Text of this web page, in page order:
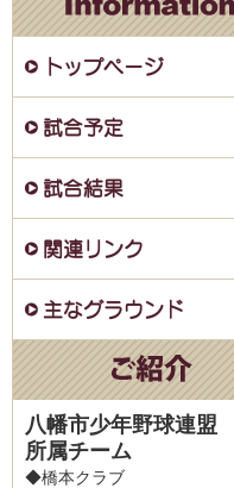
八幡市少年野球連盟
所属チーム
◆橋本クラブ